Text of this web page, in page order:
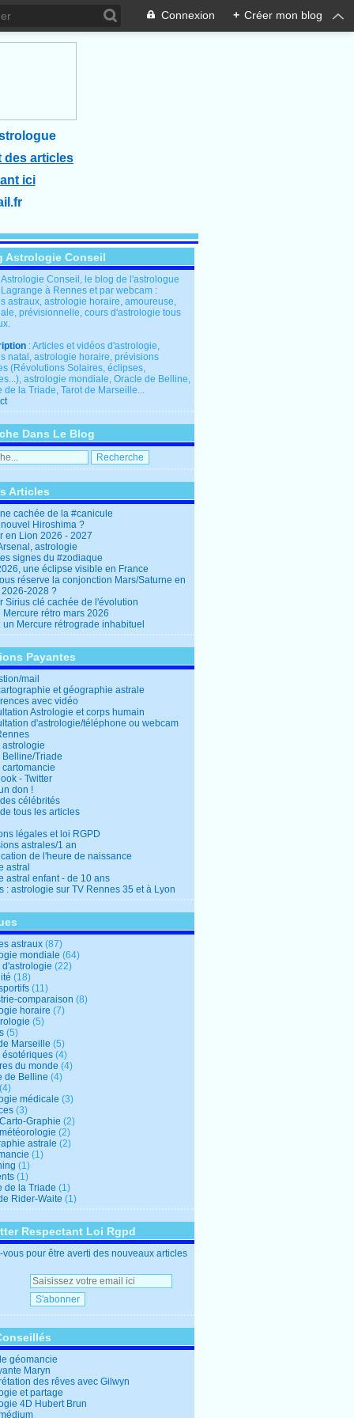
Connexion + Créer mon blog
des articles
ici
Astrologie Conseil
Astrologie Conseil, le blog de l'astrologue
Lagrange à Rennes et par webcam :
astraux, astrologie horaire, amoureuse,
prévisionnelle, cours d'astrologie tous
: Articles et vidéos d'astrologie,
natal, astrologie horaire, prévisions
(Révolutions Solaires, éclipses,
astrologie mondiale, Oracle de Belline,
de la Triade, Tarot de Marseille...
Dans Le Blog
Articles
cachée de la #canicule
Hiroshima ?
en Lion 2026 - 2027
astrologie
signes du #zodiaque
une éclipse visible en France
réserve la conjonction Mars/Saturne en
2026-2028 ?
Sirius clé cachée de l'évolution
Mercure rétro mars 2026
un Mercure rétrograde inhabituel
Payantes
mail
et géographie astrale
avec vidéo
Astrologie et corps humain
d'astrologie/téléphone ou webcam
astrologie
Belline/Triade
cartomancie
- Twitter
don !
célébrités
tous les articles
légales et loi RGPD
astrales/1 an
de l'heure de naissance
astral
astral enfant - de 10 ans
: astrologie sur TV Rennes 35 et à Lyon
astraux (87)
mondiale (64)
d'astrologie (22)
(18)
(11)
comparaison (8)
horaire (7)
(5)
(5)
Marseille (5)
ésotériques (4)
du monde (4)
de Belline (4)
médicale (3)
(3)
Graphie (2)
(2)
astrale (2)
(1)
(1)
(1)
de la Triade (1)
Rider-Waite (1)
Respectant Loi Rgpd
vous pour être averti des nouveaux articles
géomancie
Maryn
des rêves avec Gilwyn
et partage
4D Hubert Brun